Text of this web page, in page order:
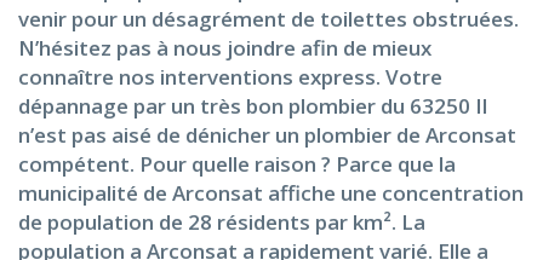
venir pour un désagrément de toilettes obstruées.
N’hésitez pas à nous joindre afin de mieux
connaître nos interventions express. Votre
dépannage par un très bon plombier du 63250 Il
n’est pas aisé de dénicher un plombier de Arconsat
compétent. Pour quelle raison ? Parce que la
municipalité de Arconsat affiche une concentration
de population de 28 résidents par km². La
population a Arconsat a rapidement varié. Elle a